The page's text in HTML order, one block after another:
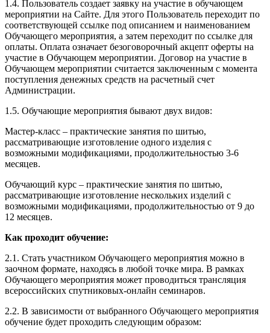
1.4. Пользователь создает заявку на участие в обучающем
мероприятии на Сайте. Для этого Пользователь переходит по
соответствующей ссылке под описанием и наименованием
Обучающего мероприятия, а затем переходит по ссылке для
оплаты. Оплата означает безоговорочный акцепт оферты на
участие в Обучающем мероприятии. Договор на участие в
Обучающем мероприятии считается заключенным с момента
поступления денежных средств на расчетный счет
Администрации.
1.5. Обучающие мероприятия бывают двух видов:
Мастер-класс – практические занятия по шитью,
рассматривающие изготовление одного изделия с
возможными модификациями, продолжительностью 3-6
месяцев.
Обучающий курс – практические занятия по шитью,
рассматривающие изготовление нескольких изделий с
возможными модификациями, продолжительностью от 9 до
12 месяцев.
Как проходит обучение:
2.1. Стать участником Обучающего мероприятия можно в
заочном формате, находясь в любой точке мира. В рамках
Обучающего мероприятия может проводиться трансляция
всероссийских спутниковых-онлайн семинаров.
2.2. В зависимости от выбранного Обучающего мероприятия
обучение будет проходить следующим образом: